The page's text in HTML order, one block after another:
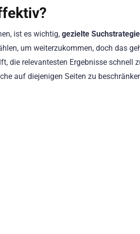
ist es wichtig, gezielte
um weiterzukommen, doch das
die relevantesten Ergebnisse schnell
auf diejenigen Seiten zu